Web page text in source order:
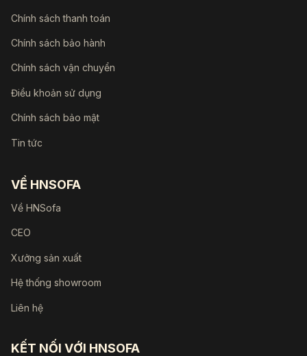
Chính sách thanh toán
Chính sách bảo hành
Chính sách vận chuyển
Điều khoản sử dụng
Chính sách bảo mật
Tin tức
VỀ HNSOFA
Về HNSofa
CEO
Xưởng sản xuất
Hệ thống showroom
Liên hệ
KẾT NỐI VỚI HNSOFA